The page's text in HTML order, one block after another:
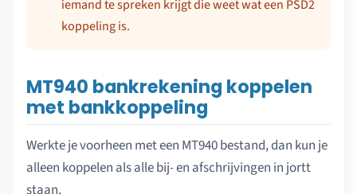
iemand te spreken krijgt die weet wat een PSD2
koppeling is.
MT940 bankrekening koppelen
met bankkoppeling
Werkte je voorheen met een MT940 bestand, dan kun je
alleen koppelen als alle bij- en afschrijvingen in jortt
staan.